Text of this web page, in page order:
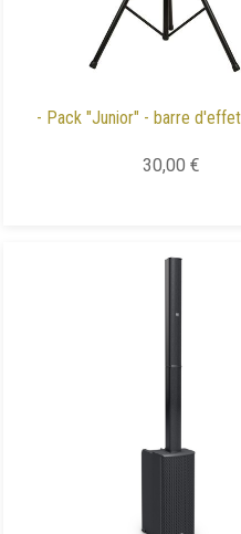
- Pack "Junior" - barre
30,00 €